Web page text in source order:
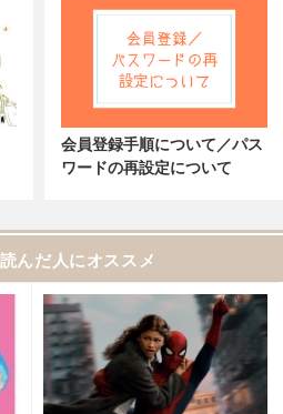
会員登録手順について／パス
ワードの再設定について
んだ人にオススメ